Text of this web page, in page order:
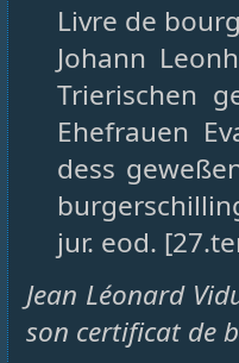
Livre de
Johann
Trierischen
Ehefrauen
dess
jur. eod.
Jean Léonard
son certificat de